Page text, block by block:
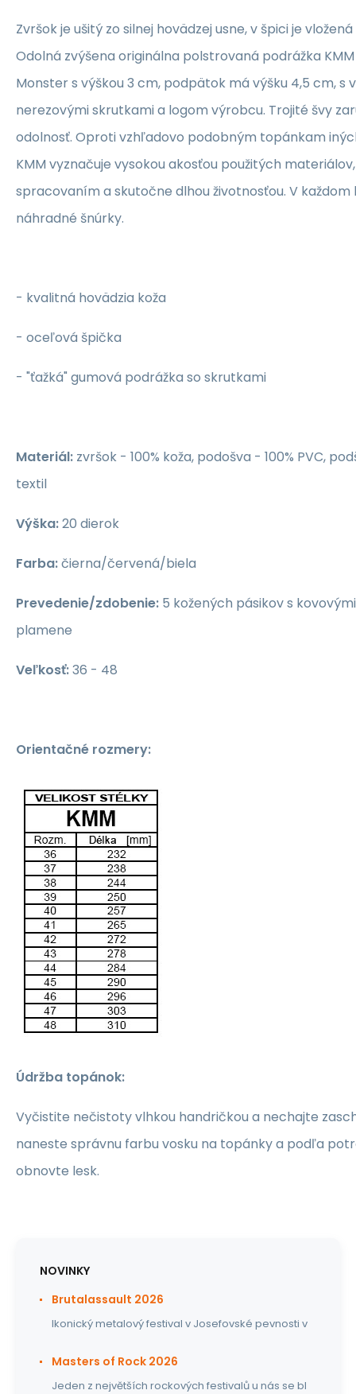
Zvršok je ušitý zo silnej hovädzej usne, v špici je
Odolná zvýšena originálna polstrovaná podrážka
Monster s výškou 3 cm, podpätok má výšku 4,5 cm, s
nerezovými skrutkami a logom výrobcu. Trojité švy
odolnosť. Oproti vzhľadovo podobným topánkam
KMM vyznačuje vysokou akosťou použitých
spracovaním a skutočne dlhou životnosťou. V každom
náhradné šnúrky.
- kvalitná hovädzia koža
- oceľová špička
- "ťažká" gumová podrážka so skrutkami
Materiál: zvršok - 100% koža, podošva - 100% PVC,
textil
Výška:20 dierok
Farba:čierna/červená/biela
Prevedenie/zdobenie: 5 kožených pásikov s
plamene
Veľkosť:36 - 48
Orientačné rozmery:
Údržba topánok:
Vyčistite nečistoty vlhkou handričkou a nechajte
naneste správnu farbu vosku na topánky a podľa
obnovte lesk.
NOVINKY
Brutalassault 2026
Ikonický metalový festival v Josefovské pevnosti v
Masters of Rock 2026
Jeden z největších rockových festivalů u nás se bl